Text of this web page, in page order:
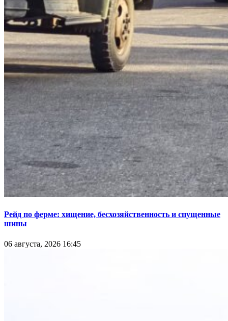
Рейд по ферме: хищение, бесхозяйственность и спущенные
шины
06 августа, 2026 16:45